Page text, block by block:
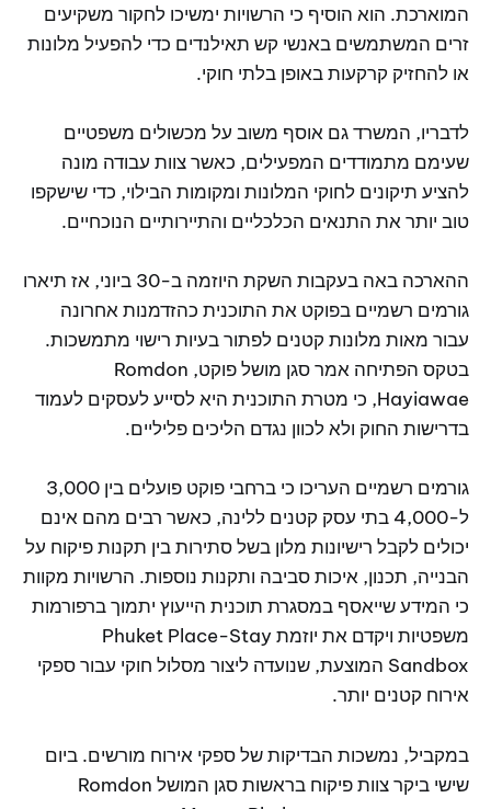
המוארכת. הוא הוסיף כי הרשויות ימשיכו לחקור משקיעים
זרים המשתמשים באנשי קש תאילנדים כדי להפעיל מלונות
או להחזיק קרקעות באופן בלתי חוקי.
לדבריו, המשרד גם אוסף משוב על מכשולים משפטיים
שעימם מתמודדים המפעילים, כאשר צוות עבודה מונה
להציע תיקונים לחוקי המלונות ומקומות הבילוי, כדי שישקפו
טוב יותר את התנאים הכלכליים והתיירותיים הנוכחיים.
ההארכה באה בעקבות השקת היוזמה ב-30 ביוני, אז תיארו
גורמים רשמיים בפוקט את התוכנית כהזדמנות אחרונה
עבור מאות מלונות קטנים לפתור בעיות רישוי מתמשכות.
בטקס הפתיחה אמר סגן מושל פוקט, Romdon
Hayiawae, כי מטרת התוכנית היא לסייע לעסקים לעמוד
בדרישות החוק ולא לכוון נגדם הליכים פליליים.
גורמים רשמיים העריכו כי ברחבי פוקט פועלים בין 3,000
ל-4,000 בתי עסק קטנים ללינה, כאשר רבים מהם אינם
יכולים לקבל רישיונות מלון בשל סתירות בין תקנות פיקוח על
הבנייה, תכנון, איכות סביבה ותקנות נוספות. הרשויות מקוות
כי המידע שייאסף במסגרת תוכנית הייעוץ יתמוך ברפורמות
משפטיות ויקדם את יוזמת Phuket Place-Stay
Sandbox המוצעת, שנועדה ליצור מסלול חוקי עבור ספקי
אירוח קטנים יותר.
במקביל, נמשכות הבדיקות של ספקי אירוח מורשים. ביום
שישי ביקר צוות פיקוח בראשות סגן המושל Romdon